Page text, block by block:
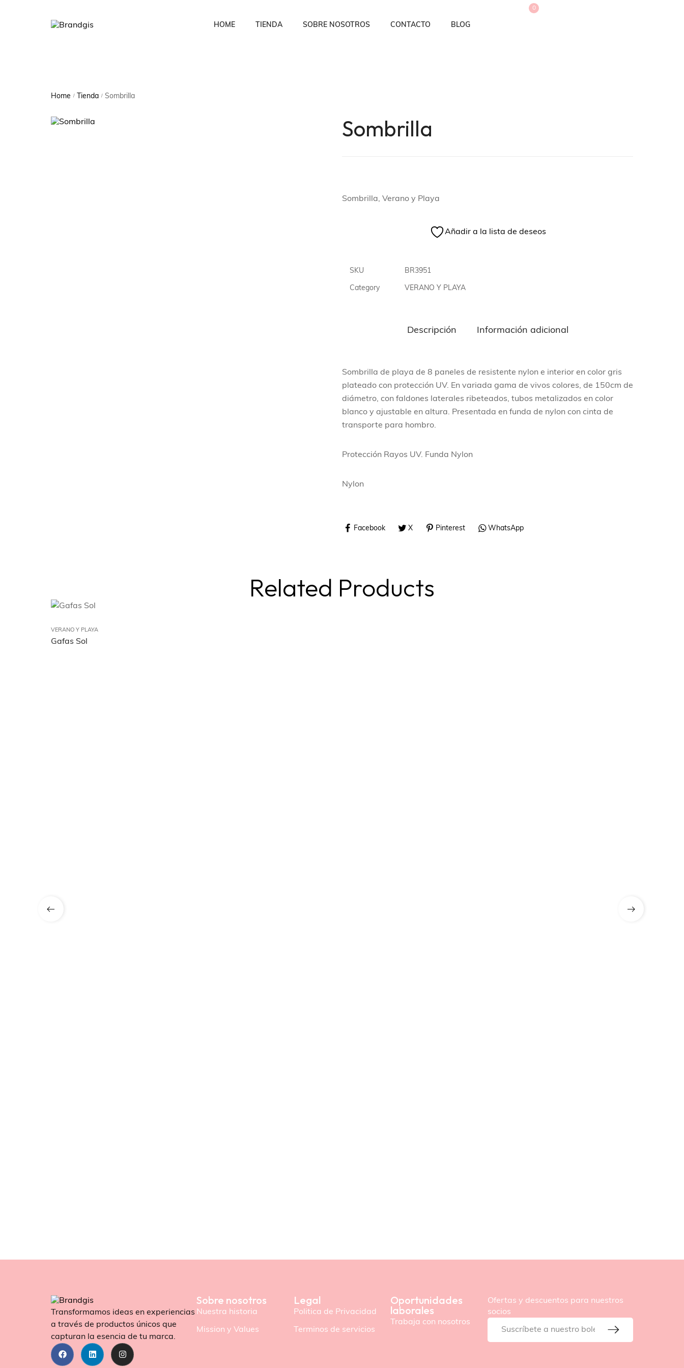
HOME TIENDA SOBRE NOSOTROS CONTACTO BLOG
0
Home / Tienda / Sombrilla
Sombrilla
Sombrilla, Verano y Playa
Añadir a la lista de deseos
SKU BR3951
Category VERANO Y PLAYA
Descripción Información adicional
Sombrilla de playa de 8 paneles de resistente nylon e interior en color gris
plateado con protección UV. En variada gama de vivos colores, de 150cm de
diámetro, con faldones laterales ribeteados, tubos metalizados en color
blanco y ajustable en altura. Presentada en funda de nylon con cinta de
transporte para hombro.
Protección Rayos UV. Funda Nylon
Nylon
Facebook X Pinterest WhatsApp
Related Products
VERANO Y PLAYA
Gafas Sol
Transformamos ideas en experiencias
a través de productos únicos que
capturan la esencia de tu marca.
Sobre nosotros
Nuestra historia
Mission y Values
Legal
Politica de Privacidad
Terminos de servicios
Oportunidades
laborales
Trabaja con nosotros
Ofertas y descuentos para nuestros
socios